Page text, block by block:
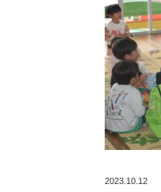
2023.10.12